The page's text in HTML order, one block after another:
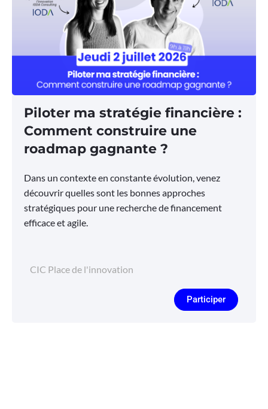
Piloter ma stratégie financière :
Comment construire une
roadmap gagnante ?
Dans un contexte en constante évolution, venez
découvrir quelles sont les bonnes approches
stratégiques pour une recherche de financement
efficace et agile.
CIC Place de l'innovation
Participer